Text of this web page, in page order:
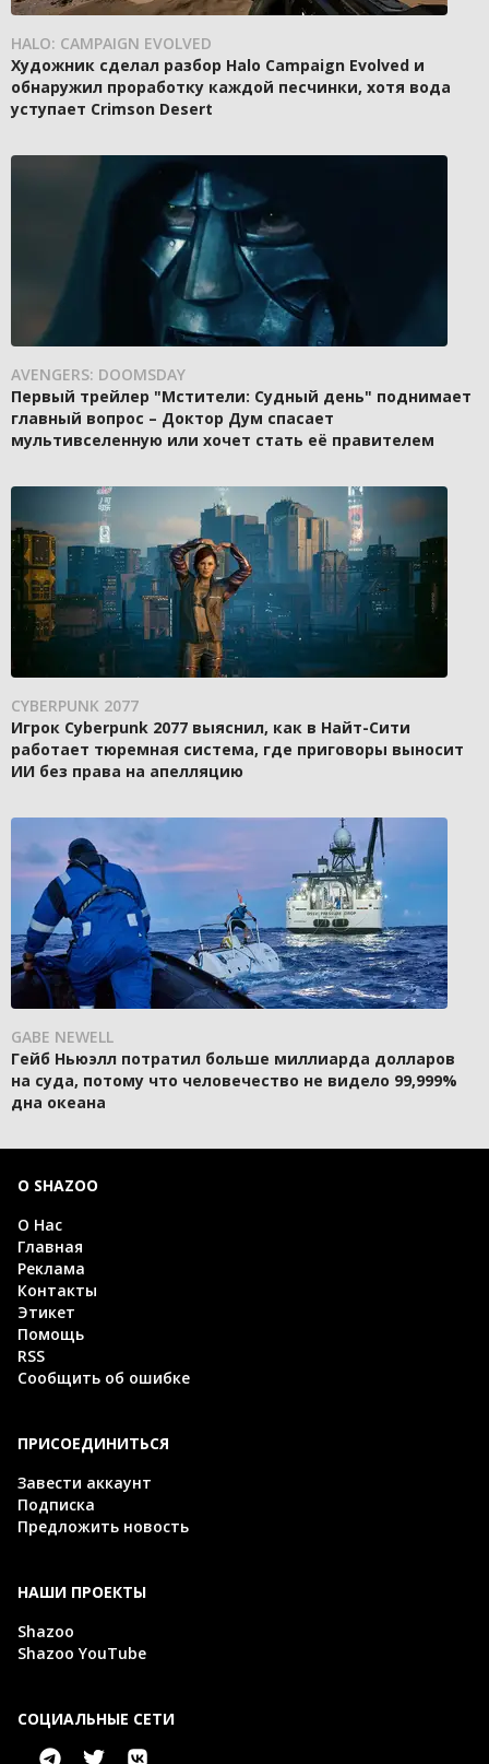
HALO: CAMPAIGN EVOLVED
Художник сделал разбор Halo Campaign Evolved и
обнаружил проработку каждой песчинки, хотя вода
уступает Crimson Desert
AVENGERS: DOOMSDAY
Первый трейлер "Мстители: Судный день" поднимает
главный вопрос – Доктор Дум спасает
мультивселенную или хочет стать её правителем
CYBERPUNK 2077
Игрок Cyberpunk 2077 выяснил, как в Найт-Сити
работает тюремная система, где приговоры выносит
ИИ без права на апелляцию
GABE NEWELL
Гейб Ньюэлл потратил больше миллиарда долларов
на суда, потому что человечество не видело 99,999%
дна океана
О SHAZOO
О Нас
Главная
Реклама
Контакты
Этикет
Помощь
RSS
Сообщить об ошибке
ПРИСОЕДИНИТЬСЯ
Завести аккаунт
Подписка
Предложить новость
НАШИ ПРОЕКТЫ
Shazoo
Shazoo YouTube
СОЦИАЛЬНЫЕ СЕТИ